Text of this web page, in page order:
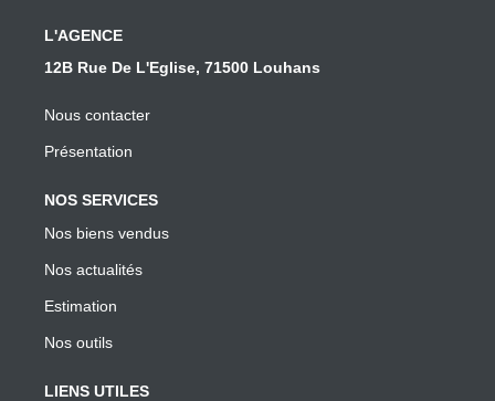
L'AGENCE
12B Rue De L'Eglise, 71500 Louhans
Nous contacter
Présentation
NOS SERVICES
Nos biens vendus
Nos actualités
Estimation
Nos outils
LIENS UTILES